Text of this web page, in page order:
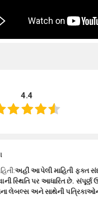
4.4
:અહીં આપેલી માહિતી ફક્ત
સ્થિતિ પર આધારિત છે. સંપૂર્ણ
લેબલ્સ અને સાથેની